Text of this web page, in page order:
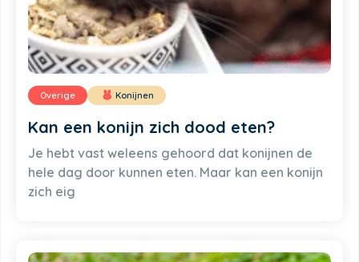
Overige Konijnen
Kan een konijn zich dood eten?
Je hebt vast weleens gehoord dat konijnen de
hele dag door kunnen eten. Maar kan een konijn
zich eig